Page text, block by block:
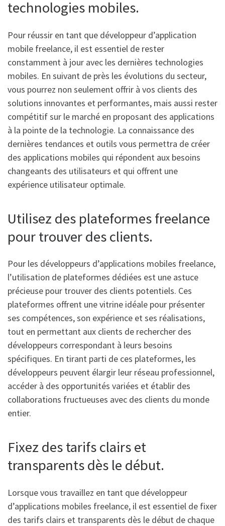
technologies mobiles.
Pour réussir en tant que développeur d’application
mobile freelance, il est essentiel de rester
constamment à jour avec les dernières technologies
mobiles. En suivant de près les évolutions du secteur,
vous pourrez non seulement offrir à vos clients des
solutions innovantes et performantes, mais aussi rester
compétitif sur le marché en proposant des applications
à la pointe de la technologie. La connaissance des
dernières tendances et outils vous permettra de créer
des applications mobiles qui répondent aux besoins
changeants des utilisateurs et qui offrent une
expérience utilisateur optimale.
Utilisez des plateformes freelance
pour trouver des clients.
Pour les développeurs d’applications mobiles freelance,
l’utilisation de plateformes dédiées est une astuce
précieuse pour trouver des clients potentiels. Ces
plateformes offrent une vitrine idéale pour présenter
ses compétences, son expérience et ses réalisations,
tout en permettant aux clients de rechercher des
développeurs correspondant à leurs besoins
spécifiques. En tirant parti de ces plateformes, les
développeurs peuvent élargir leur réseau professionnel,
accéder à des opportunités variées et établir des
collaborations fructueuses avec des clients du monde
entier.
Fixez des tarifs clairs et
transparents dès le début.
Lorsque vous travaillez en tant que développeur
d’applications mobiles freelance, il est essentiel de fixer
des tarifs clairs et transparents dès le début de chaque